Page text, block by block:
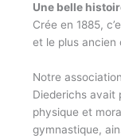
Une belle
Crée en 1885,
et le plus ancien
Notre
Diederichs avait
physique et
gymnastique,